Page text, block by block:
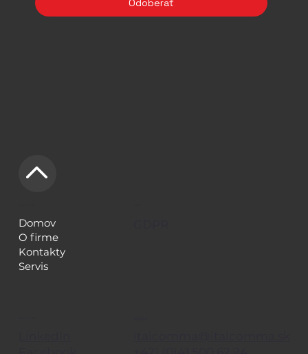
Domov
O firme
Kontakty
Servis